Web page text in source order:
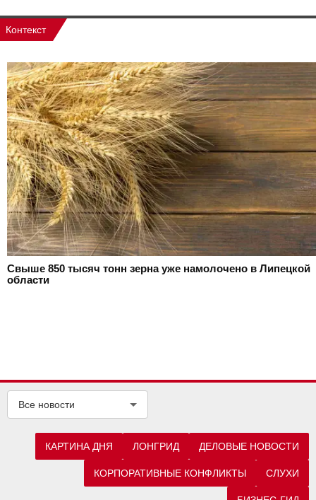
Контекст
Свыше 850 тысяч тонн зерна уже намолочено в Липецкой
области
Все новости
КАРТИНА ДНЯ ЛОНГРИД ДЕЛОВЫЕ НОВОСТИ
КОРПОРАТИВНЫЕ КОНФЛИКТЫ СЛУХИ